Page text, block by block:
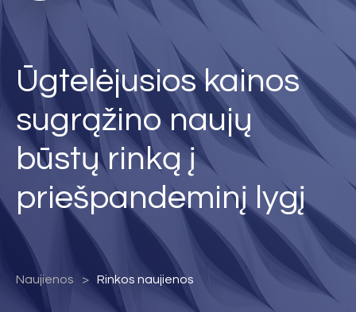
Ūgtelėjusios kainos
sugrąžino naujų
būstų rinką į
priešpandeminį lygį
Naujienos Rinkos naujienos